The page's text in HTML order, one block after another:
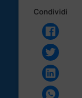
Condividi